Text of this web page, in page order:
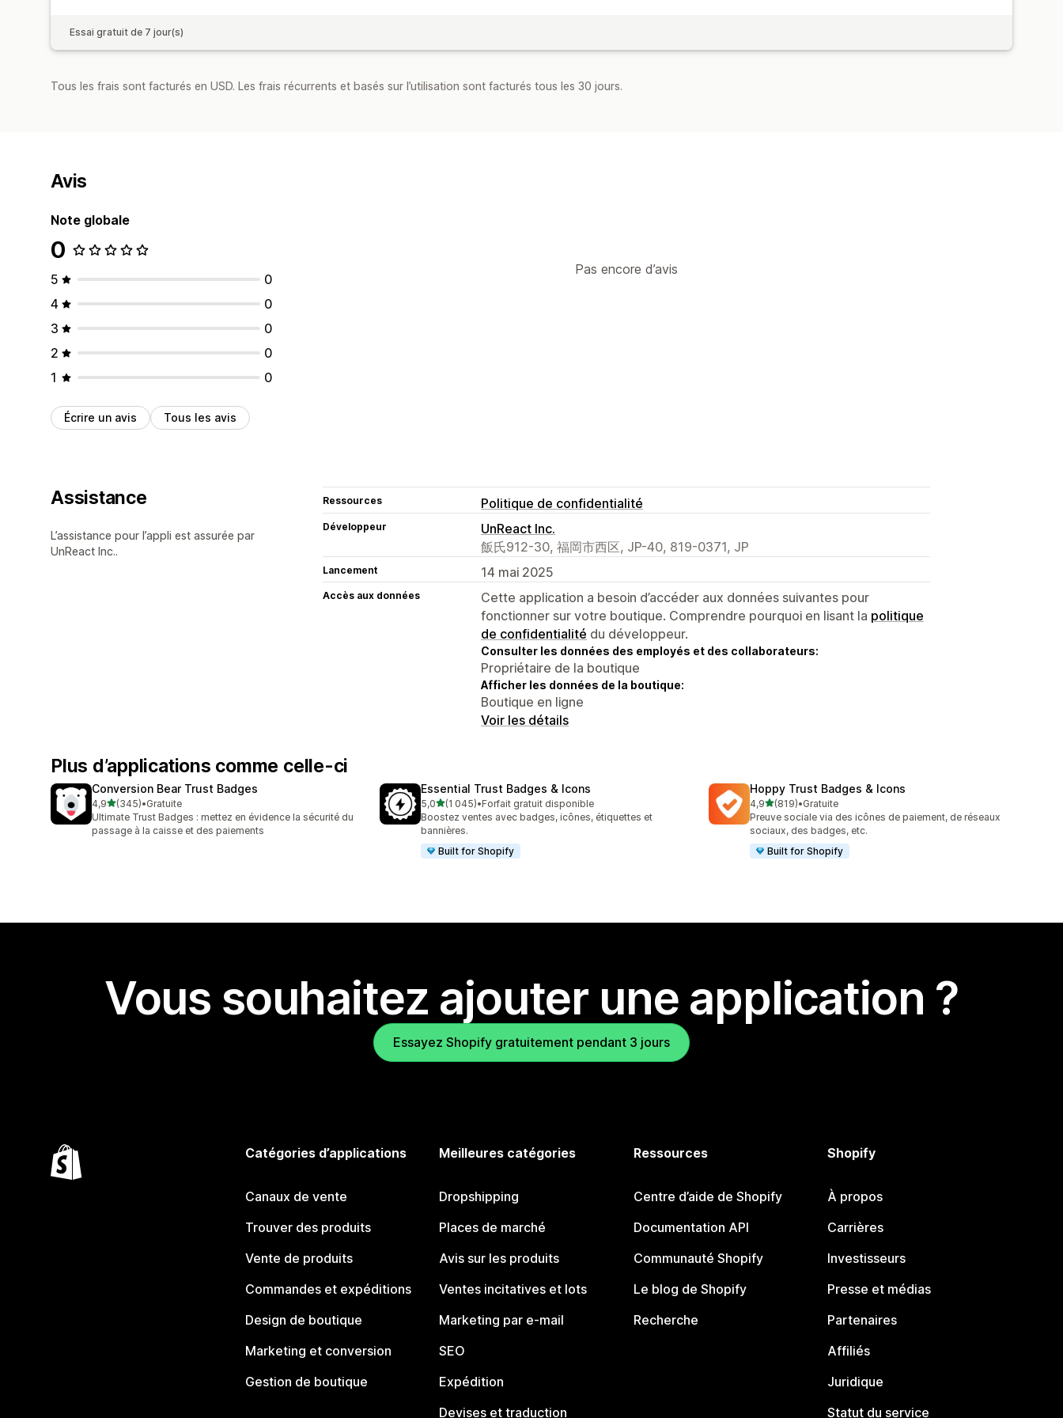
Essai gratuit de 7 jour(s)
Tous les frais sont facturés en USD. Les frais récurrents et basés sur l’utilisation sont facturés tous les 30 jours.
Avis
Note globale
0
5
0
4
0
3
0
2
0
1
0
Écrire un avis Tous les avis
Pas encore d’avis
Assistance
L’assistance pour l’appli est assurée par
UnReact Inc..
Ressources Politique de confidentialité
Développeur
UnReact Inc.
飯氏912-30, 福岡市西区, JP-40, 819-0371, JP
Lancement 14 mai 2025
Accès aux données
Cette application a besoin d’accéder aux données suivantes pour
fonctionner sur votre boutique. Comprendre pourquoi en lisant la politique
de confidentialité du développeur.
Consulter les données des employés et des collaborateurs:
Propriétaire de la boutique
Afficher les données de la boutique:
Boutique en ligne
Voir les détails
Plus d’applications comme celle-ci
Conversion Bear Trust Badges
4,9étoile(s) sur 5
(345)
345 avis au total
•Gratuite
Ultimate Trust Badges : mettez en évidence la sécurité du
passage à la caisse et des paiements
Essential Trust Badges & Icons
5,0étoile(s) sur 5
(1 045)
1045 avis au total
•Forfait gratuit disponible
Boostez ventes avec badges, icônes, étiquettes et
bannières.
Built for Shopify
Hoppy Trust Badges & Icons
4,9étoile(s) sur 5
(819)
819 avis au total
•Gratuite
Preuve sociale via des icônes de paiement, de réseaux
sociaux, des badges, etc.
Built for Shopify
Vous souhaitez ajouter une application ?
Essayez Shopify gratuitement pendant 3 jours
Catégories d’applications
Canaux de vente
Trouver des produits
Vente de produits
Commandes et expéditions
Design de boutique
Marketing et conversion
Gestion de boutique
Meilleures catégories
Dropshipping
Places de marché
Avis sur les produits
Ventes incitatives et lots
Marketing par e-mail
SEO
Expédition
Devises et traduction
Ressources
Centre d’aide de Shopify
Documentation API
Communauté Shopify
Le blog de Shopify
Recherche
Shopify
À propos
Carrières
Investisseurs
Presse et médias
Partenaires
Affiliés
Juridique
Statut du service